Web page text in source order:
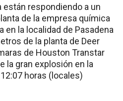
respondiendo a un
de la empresa química
en la localidad de Pasadena
de la planta de Deer
de Houston Transtar
la gran explosión en la
horas (locales)